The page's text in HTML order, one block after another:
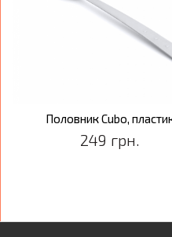
Половник Cubo,
249 грн.